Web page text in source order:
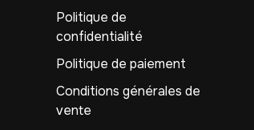
Politique de
confidentialité
Politique de paiement
Conditions générales de
vente